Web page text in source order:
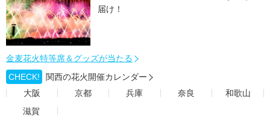
届け！
金麦花火特等席＆グッズが当たる
CHECK!
関西の花火開催カレンダー
大阪
京都 兵庫 奈良
和歌山
滋賀